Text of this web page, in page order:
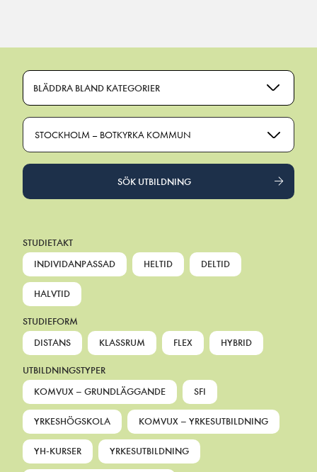
BLÄDDRA BLAND KATEGORIER
STOCKHOLM – BOTKYRKA KOMMUN
SÖK UTBILDNING
STUDIETAKT
INDIVIDANPASSAD
HELTID DELTID
HALVTID
STUDIEFORM
DISTANS
KLASSRUM FLEX HYBRID
UTBILDNINGSTYPER
KOMVUX – GRUNDLÄGGANDE
SFI
YRKESHÖGSKOLA KOMVUX – YRKESUTBILDNING
YH-KURSER YRKESUTBILDNING